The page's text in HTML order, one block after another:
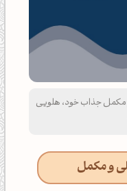
مکمل جذاب خود، هلویی
و مکمل